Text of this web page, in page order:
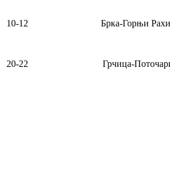
10-12 Брка-Горњи
20-22 Грчица-